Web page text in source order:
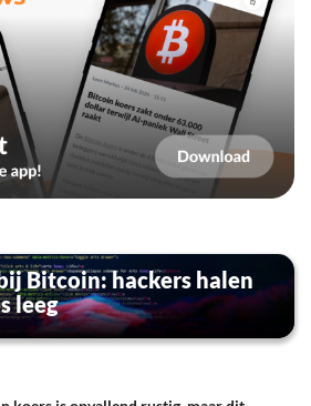
Bitcoin: hackers halen
leeg